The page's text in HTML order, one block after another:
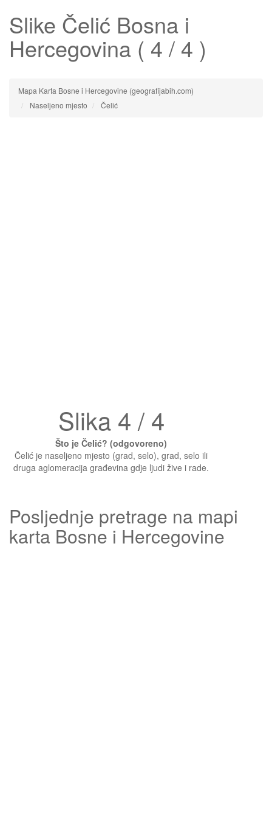
Slike Čelić Bosna i
Hercegovina ( 4 / 4 )
Mapa Karta Bosne i Hercegovine (geografijabih.com)
Naseljeno mjesto
Čelić
Slika 4 / 4
Što je Čelić? (odgovoreno)
Čelić je naseljeno mjesto (grad, selo), grad, selo ili
druga aglomeracija građevina gdje ljudi žive i rade.
Posljednje pretrage na mapi
karta Bosne i Hercegovine